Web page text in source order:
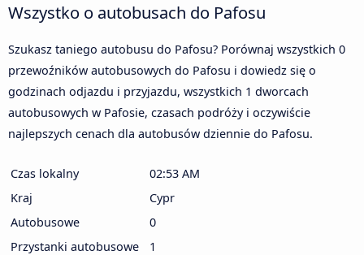
Wszystko o autobusach do Pafosu
Szukasz taniego autobusu do Pafosu? Porównaj wszystkich 0
przewoźników autobusowych do Pafosu i dowiedz się o
godzinach odjazdu i przyjazdu, wszystkich 1 dworcach
autobusowych w Pafosie, czasach podróży i oczywiście
najlepszych cenach dla autobusów dziennie do Pafosu.
Czas lokalny
02:53 AM
Kraj
Cypr
Autobusowe
0
Przystanki autobusowe
1